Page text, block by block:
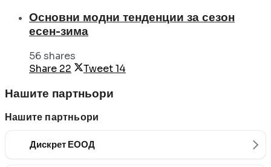
Основни модни тенденции за сезон
есен-зима
56 shares
Share 22 Tweet14
Нашите партньори
Нашите партньори
Дискрет ЕООД